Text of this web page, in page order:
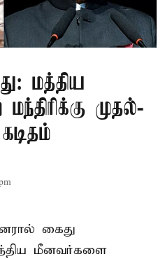
மத்திய
முதல்-
கைது
மீனவர்களை